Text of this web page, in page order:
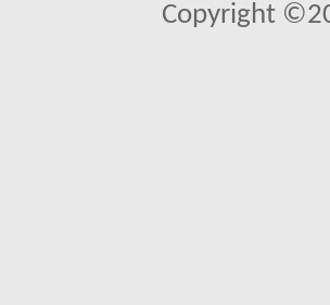
Copyright